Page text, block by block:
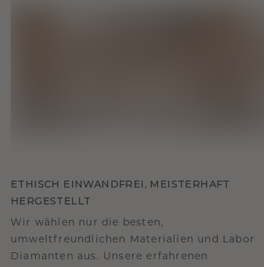
ETHISCH EINWANDFREI, MEISTERHAFT
HERGESTELLT
Wir wählen nur die besten,
umweltfreundlichen Materialien und Labor
Diamanten aus. Unsere erfahrenen